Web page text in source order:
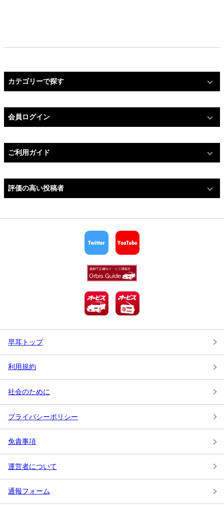
カテゴリーで探す
会員ログイン
ご利用ガイド
評価の高い投稿者
早耳トップ
利用規約
社会のために
プライバシーポリシー
免責事項
運営者について
通報フォーム